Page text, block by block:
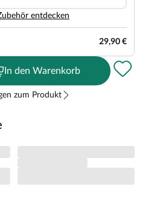
entdecken
29,90 €
In den Warenkorb
zum Produkt